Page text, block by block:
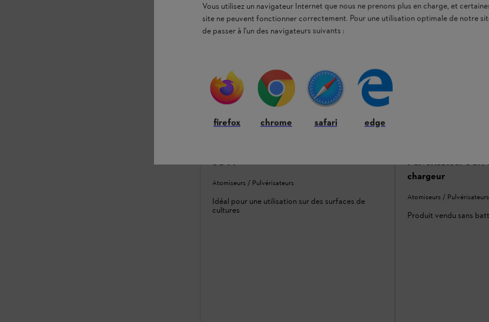
Atomiseurs / Pulvérisateurs
Idéal pour une utilisation sur des surfaces de
cultures
chargeur
Atomiseurs / Pulvérisateurs
Produit vendu sans
Vous utilisez un navigateur Internet que nous ne prenons plus en charge, et
site ne peuvent fonctionner correctement. Pour une utilisation optimale de notre
de passer à l'un des navigateurs suivants :
firefox chrome safari edge